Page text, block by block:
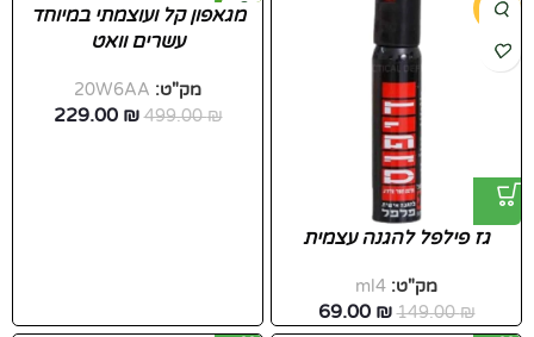
-54%
גז פילפל להגנה עצמית
מק"ט: ml4
149.00₪
69.00 ₪
-54%
מגאפון קל ועוצמתי במיוחד
עשרים וואט
מק"ט: 20W6AA
499.00₪
229.00 ₪